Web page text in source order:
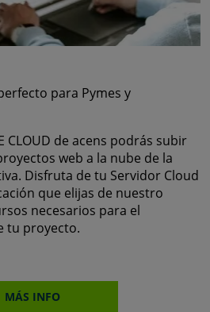
para Pymes y
CLOUD de acens podrás subir
web a la nube de la
Disfruta de tu Servidor Cloud
que elijas de nuestro
necesarios para el
tu proyecto.
MÁS INFO